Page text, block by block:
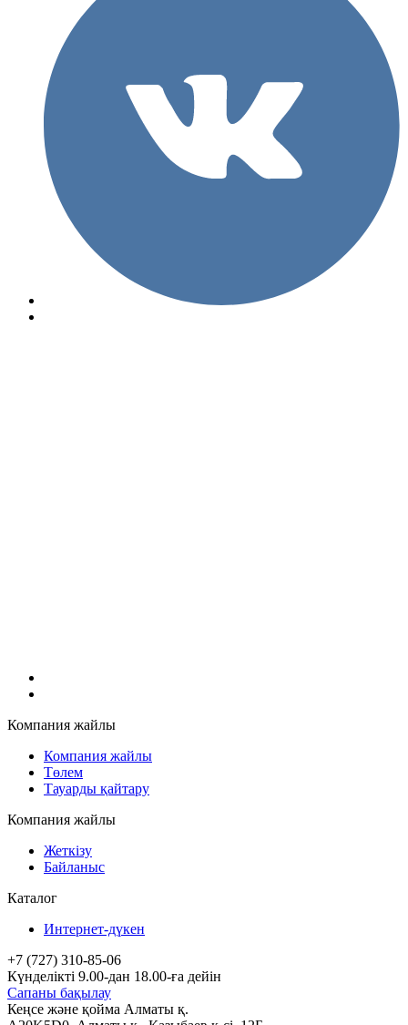
Компания жайлы
Компания жайлы
Төлем
Тауарды қайтару
Компания жайлы
Жеткізу
Байланыс
Каталог
Интернет-дүкен
+7 (727) 310-85-06
Күнделікті 9.00-дан 18.00-ға дейін
Сапаны бақылау
Кеңсе және қойма Алматы қ.